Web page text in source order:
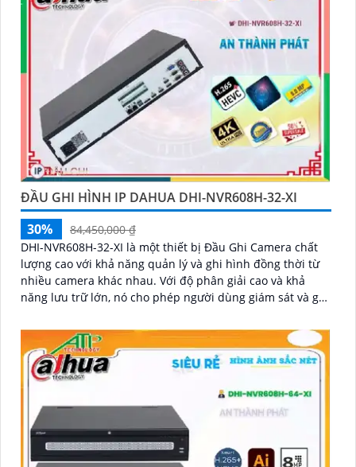
ĐẦU GHI HÌNH IP DAHUA DHI-NVR608H-32-XI
30%
84,450,000 ₫
DHI-NVR608H-32-XI là một thiết bị Đầu Ghi Camera chất
lượng cao với khả năng quản lý và ghi hình đồng thời từ
nhiều camera khác nhau. Với độ phân giải cao và khả
năng lưu trữ lớn, nó cho phép người dùng giám sát và ghi